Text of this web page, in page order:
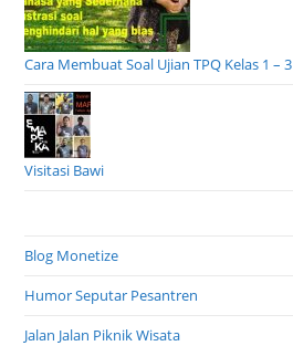
Cara Membuat Soal Ujian TPQ Kelas 1 – 3
Visitasi Bawi
Blog Monetize
Humor Seputar Pesantren
Jalan Jalan Piknik Wisata